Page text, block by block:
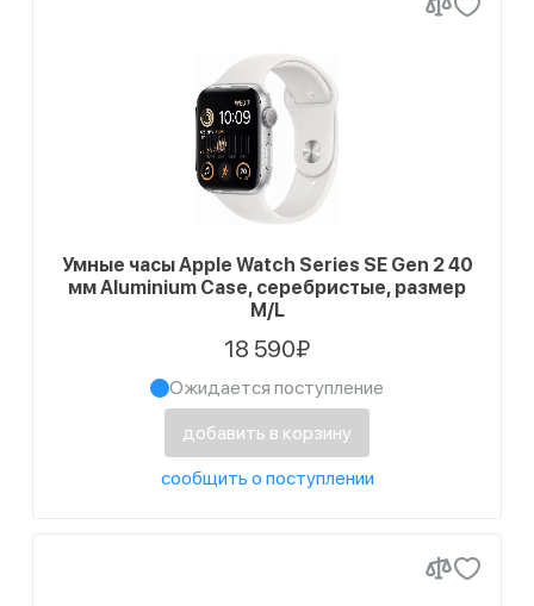
Умные часы Apple Watch Series SE Gen 2 40
мм Aluminium Case, серебристые, размер
M/L
18 590₽
Ожидается поступление
добавить в корзину
сообщить о поступлении